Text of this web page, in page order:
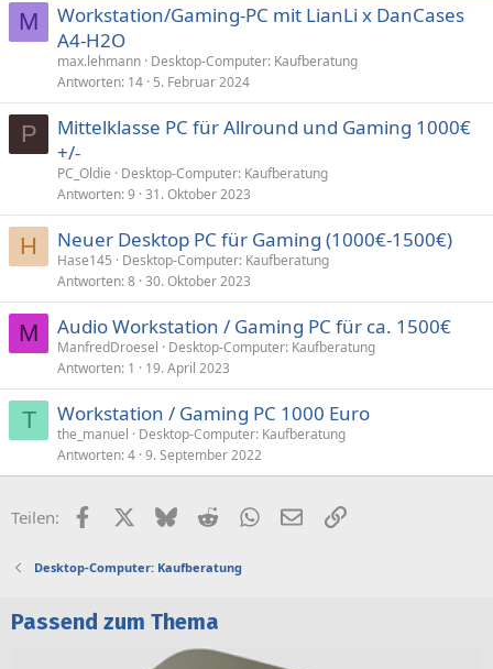
M
Workstation/Gaming-PC mit LianLi x DanCases
A4-H2O
max.lehmann Desktop-Computer: Kaufberatung
Antworten 14 5. Februar 2024
P
Mittelklasse PC für Allround und Gaming 1000€
+/-
PC_Oldie
Desktop-Computer: Kaufberatung
Antworten 9 31. Oktober 2023
H Neuer Desktop PC für Gaming (1000€-1500€)
Hase145
Desktop-Computer: Kaufberatung
Antworten 8 30. Oktober 2023
M Audio Workstation / Gaming PC für ca. 1500€
ManfredDroesel
Desktop-Computer: Kaufberatung
Antworten 1 19. April 2023
T Workstation / Gaming PC 1000 Euro
the_manuel
Desktop-Computer: Kaufberatung
Antworten 4 9. September 2022
Teilen: FacebookX (Twitter)
BlueskyRedditWhatsApp
E-MailLink
Desktop-Computer: Kaufberatung
Passend zum Thema